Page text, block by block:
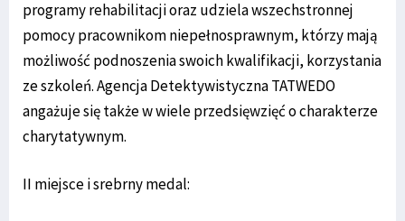
programy rehabilitacji oraz udziela wszechstronnej
pomocy pracownikom niepełnosprawnym, którzy mają
możliwość podnoszenia swoich kwalifikacji, korzystania
ze szkoleń. Agencja Detektywistyczna TATWEDO
angażuje się także w wiele przedsięwzięć o charakterze
charytatywnym.
II miejsce i srebrny medal: